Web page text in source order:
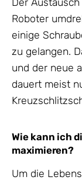
Roboter
einige
zu gelangen.
und der neue
dauert meist
Wie kann ich
maximieren?
Um die